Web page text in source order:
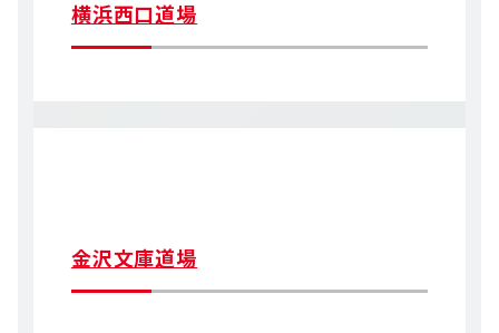
横浜西口道場
金沢文庫道場